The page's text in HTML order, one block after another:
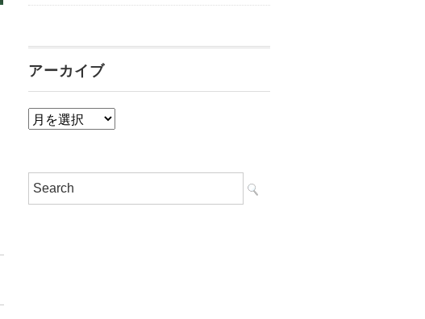
アーカイブ
ア
イ